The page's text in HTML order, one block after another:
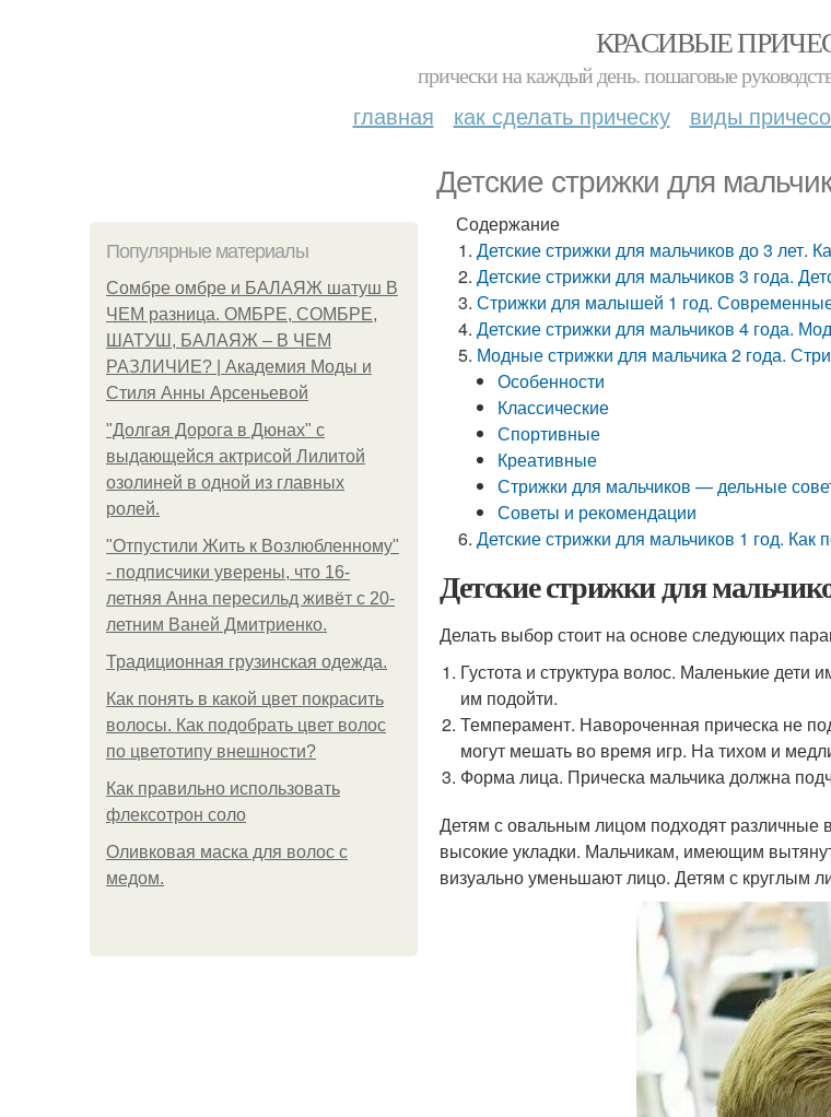
КРАСИВЫЕ
прически на каждый день. пошаговые
главная как сделать прическу виды
Детские стрижки для
Популярные материалы
Сомбре омбре и БАЛАЯЖ шатуш В
ЧЕМ разница. ОМБРЕ, СОМБРЕ,
ШАТУШ, БАЛАЯЖ – В ЧЕМ
РАЗЛИЧИЕ? | Академия Моды и
Стиля Анны Арсеньевой
"Долгая Дорога в Дюнах" с
выдающейся актрисой Лилитой
озолиней в одной из главных
ролей.
"Отпустили Жить к Возлюбленному"
- подписчики уверены, что 16-
летняя Анна пересильд живёт с 20-
летним Ваней Дмитриенко.
Традиционная грузинская одежда.
Как понять в какой цвет покрасить
волосы. Как подобрать цвет волос
по цветотипу внешности?
Как правильно использовать
флексотрон соло
Оливковая маска для волос с
медом.
Содержание
Детские стрижки для мальчиков до 3 лет.
Детские стрижки для мальчиков 3 года.
Стрижки для малышей 1 год.
Детские стрижки для мальчиков 4 года.
Модные стрижки для мальчика 2 года.
Особенности
Классические
Спортивные
Креативные
Стрижки для мальчиков — дельные
Советы и рекомендации
Детские стрижки для мальчиков 1 год. Как
Детские стрижки для
Делать выбор стоит на основе следующих
Густота и структура волос. Маленькие
им подойти.
Темперамент. Навороченная прическа не
могут мешать во время игр. На тихом и
Форма лица. Прическа мальчика должна
Детям с овальным лицом подходят
высокие укладки. Мальчикам, имеющим
визуально уменьшают лицо. Детям с круглым